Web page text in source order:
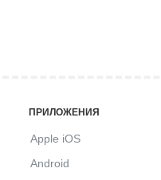
ПРИЛОЖЕНИЯ
Apple iOS
Android